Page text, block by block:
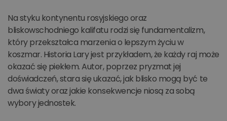
Na styku kontynentu rosyjskiego oraz
bliskowschodniego kalifatu rodzi się fundamentalizm,
który przekształca marzenia o lepszym życiu w
koszmar. Historia Lary jest przykładem, że każdy raj może
okazać się piekłem. Autor, poprzez pryzmat jej
doświadczeń, stara się ukazać, jak blisko mogą być te
dwa światy oraz jakie konsekwencje niosą za sobą
wybory jednostek.